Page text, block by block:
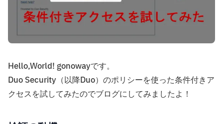
Hello,World! gonowayです。
Duo Security（以降Duo）のポリシーを使った条件付きア
クセスを試してみたのでブログにしてみましたよ！